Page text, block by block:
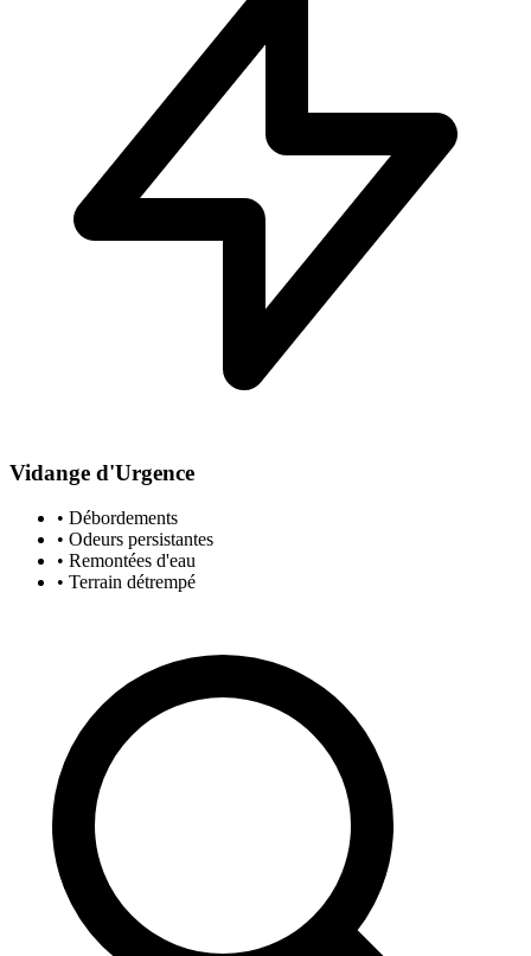
Vidange d'Urgence
• Débordements
• Odeurs persistantes
• Remontées d'eau
• Terrain détrempé